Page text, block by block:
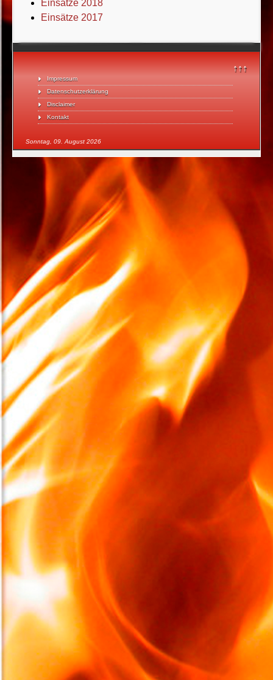
↑↑↑
Impressum
Datenschutzerklärung
Disclaimer
Kontakt
Sonntag, 09. August 2026
Einsätze 2018
Einsätze 2017